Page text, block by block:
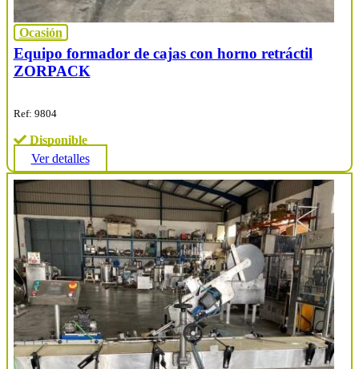
Ocasión
Equipo formador de cajas con horno retráctil
ZORPACK
Ref: 9804
Disponible
Ver detalles